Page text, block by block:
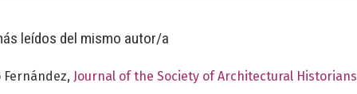
leídos del mismo autor/a
Fernández, Journal of the Society of Architectural Historians